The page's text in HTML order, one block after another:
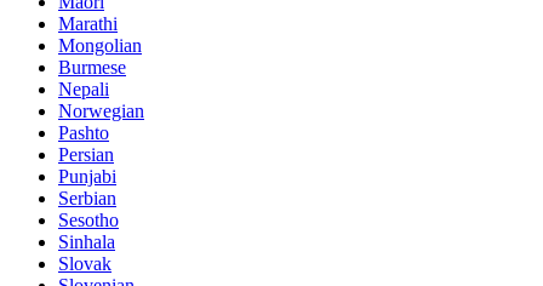
Marathi
Mongolian
Burmese
Nepali
Norwegian
Pashto
Persian
Punjabi
Serbian
Sesotho
Sinhala
Slovak